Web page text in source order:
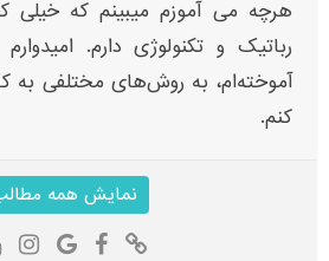
هرچه می آموزم میبینم که خیلی
رباتیک و تکنولوژی دارم.
آموخته‌ام، به روش‌های مختلفی به
کنم.
نمایش همه